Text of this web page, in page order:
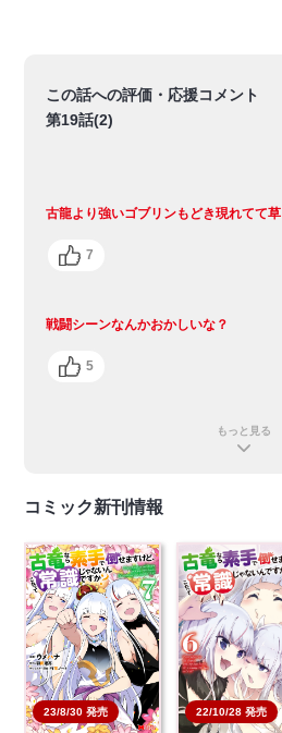
この話への評価・応援コメント
第19話(2)
古龍より強いゴブリンもどき現れてて草
7
戦闘シーンなんかおかしいな？
5
もっと見る
コミック新刊情報
23/8/30 発売 22/10/28 発売